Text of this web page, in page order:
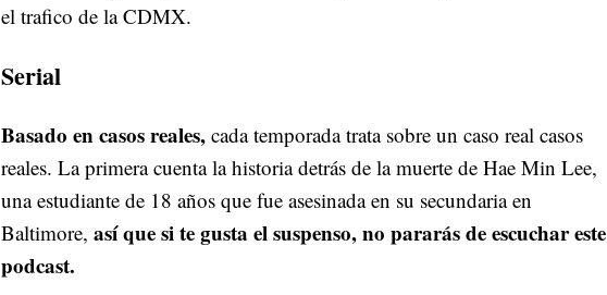
el trafico de la CDMX.
Serial
Basado en casos reales, cada temporada trata sobre un caso real casos
reales. La primera cuenta la historia detrás de la muerte de Hae Min Lee,
una estudiante de 18 años que fue asesinada en su secundaria en
Baltimore, así que si te gusta el suspenso, no pararás de escuchar este
podcast.